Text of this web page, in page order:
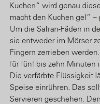
Kuchen“ wird genau
macht den Kuchen gel“
Um die Safran-Fäden in
sie entweder im Mörser
Fingern zerrieben
für fünf bis zehn Minuten
Die verfärbte Flüssigkeit
Speise einrühren. Das
Servieren geschehen.